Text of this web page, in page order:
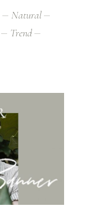
Natural
Trend